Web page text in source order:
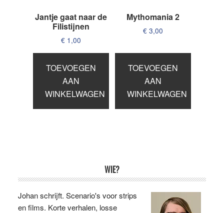
Jantje gaat naar de
Filistijnen
€1,00
TOEVOEGEN
AAN
WINKELWAGEN
Mythomania 2
€ 3,00
TOEVOEGEN
AAN
WINKELWAGEN
Sidebar
WIE?
Johan schrijft. Scenario's voor strips
en films. Korte verhalen, losse